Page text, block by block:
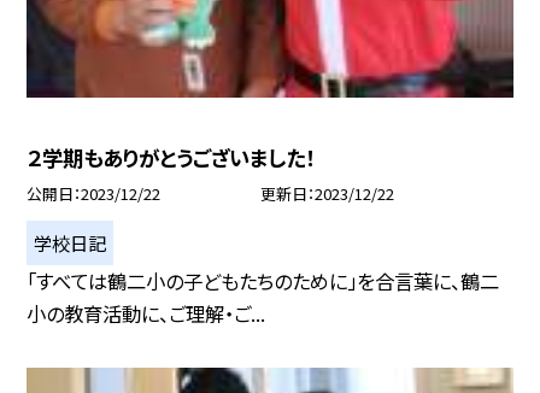
２学期もありがとうございました！
公開日 2023/12/22 更新日 2023/12/22
学校日記
「すべては鶴二小の子どもたちのために」を合言葉に、鶴二
小の教育活動に、ご理解・ご...